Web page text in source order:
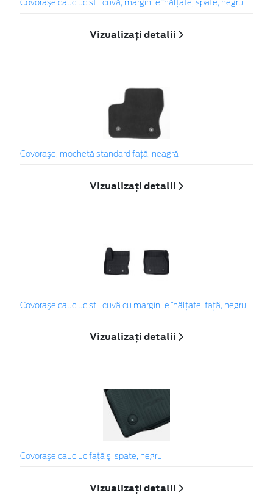
Covoraşe cauciuc stil cuvă, marginile înălțate, spate, negru
Vizualizați detalii
Covoraşe, mochetă standard faţă, neagră
Vizualizați detalii
Covoraşe cauciuc stil cuvă cu marginile înălțate, față, negru
Vizualizați detalii
Covoraşe cauciuc faţă şi spate, negru
Vizualizați detalii